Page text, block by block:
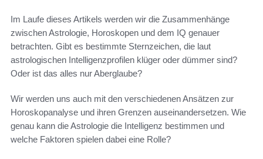
Im Laufe dieses Artikels werden wir die Zusammenhänge
zwischen Astrologie, Horoskopen und dem IQ genauer
betrachten. Gibt es bestimmte Sternzeichen, die laut
astrologischen Intelligenzprofilen klüger oder dümmer sind?
Oder ist das alles nur Aberglaube?
Wir werden uns auch mit den verschiedenen Ansätzen zur
Horoskopanalyse und ihren Grenzen auseinandersetzen. Wie
genau kann die Astrologie die Intelligenz bestimmen und
welche Faktoren spielen dabei eine Rolle?